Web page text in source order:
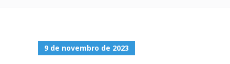
9 de novembro de 2023